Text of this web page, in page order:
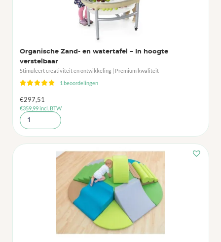
Organische Zand- en watertafel – In hoogte
verstelbaar
Stimuleert creativiteit en ontwikkeling | Premium kwaliteit
1 beoordelingen
€297,51
€359,99incl. BTW